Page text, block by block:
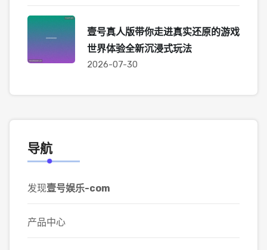
壹号真人版带你走进真实还原的游戏
世界体验全新沉浸式玩法
2026-07-30
导航
发现壹号娱乐-com
产品中心